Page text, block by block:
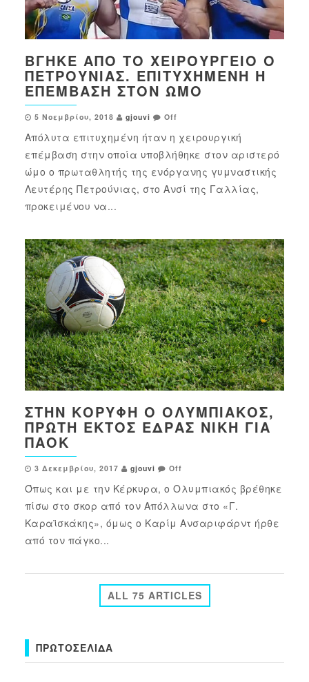
ΒΓΉΚΕ ΑΠΌ ΤΟ ΧΕΙΡΟΥΡΓΕΊΟ Ο
ΠΕΤΡΟΎΝΙΑΣ. ΕΠΙΤΥΧΗΜΈΝΗ Η
ΕΠΈΜΒΑΣΗ ΣΤΟΝ ΏΜΟ
5 Νοεμβρίου, 2018 gjouvi Off
Απόλυτα επιτυχημένη ήταν η χειρουργική
επέμβαση στην οποία υποβλήθηκε στον αριστερό
ώμο ο πρωταθλητής της ενόργανης γυμναστικής
Λευτέρης Πετρούνιας, στο Ανσί της Γαλλίας,
προκειμένου να...
ΣΤΗΝ ΚΟΡΥΦΉ Ο ΟΛΥΜΠΙΑΚΌΣ,
ΠΡΏΤΗ ΕΚΤΌΣ ΈΔΡΑΣ ΝΊΚΗ ΓΙΑ
ΠΑΟΚ
3 Δεκεμβρίου, 2017 gjouvi Off
Όπως και με την Κέρκυρα, ο Ολυμπιακός βρέθηκε
πίσω στο σκορ από τον Απόλλωνα στο «Γ.
Καραϊσκάκης», όμως ο Καρίμ Ανσαριφάρντ ήρθε
από τον πάγκο...
ALL 75 ARTICLES
ΠΡΩΤΟΣΈΛΙΔΑ